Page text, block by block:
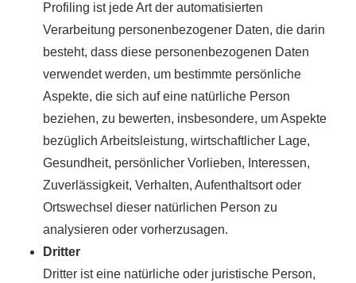
Profiling ist jede Art der automatisierten
Verarbeitung personenbezogener Daten, die darin
besteht, dass diese personenbezogenen Daten
verwendet werden, um bestimmte persönliche
Aspekte, die sich auf eine natürliche Person
beziehen, zu bewerten, insbesondere, um Aspekte
bezüglich Arbeitsleistung, wirtschaftlicher Lage,
Gesundheit, persönlicher Vorlieben, Interessen,
Zuverlässigkeit, Verhalten, Aufenthaltsort oder
Ortswechsel dieser natürlichen Person zu
analysieren oder vorherzusagen.
Dritter
Dritter ist eine natürliche oder juristische Person,